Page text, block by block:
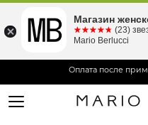
Оплата после
Магазин
☆☆☆☆☆
★★★★★ (23)
Mario Berlucci